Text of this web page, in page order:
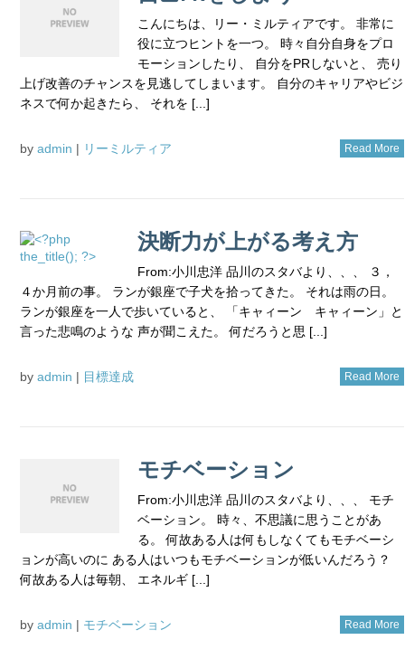
こんにちは、リー・ミルティアです。 非常に
役に立つヒントを一つ。 時々自分自身をプロ
モーションしたり、 自分をPRしないと、 売り
上げ改善のチャンスを見逃してしまいます。 自分のキャリアやビジ
ネスで何か起きたら、 それを [...]
by admin | リーミルティア Read More
決断力が上がる考え方
From:小川忠洋 品川のスタバより、、、 ３，
４か月前の事。 ランが銀座で子犬を拾ってきた。 それは雨の日。
ランが銀座を一人で歩いていると、 「キャィーン キャィーン」と
言った悲鳴のような 声が聞こえた。 何だろうと思 [...]
by admin | 目標達成 Read More
モチベーション
From:小川忠洋 品川のスタバより、、、 モチ
ベーション。 時々、不思議に思うことがあ
る。 何故ある人は何もしなくてもモチベーシ
ョンが高いのに ある人はいつもモチベーションが低いんだろう？
何故ある人は毎朝、 エネルギ [...]
by admin | モチベーション Read More